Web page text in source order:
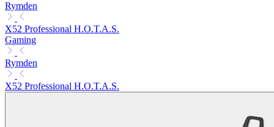
Rymden
X52 Professional H.O.T.A.S.
Gaming
Rymden
X52 Professional H.O.T.A.S.